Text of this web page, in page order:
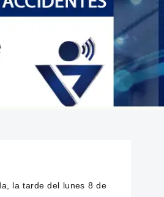
la tarde del lunes 8 de